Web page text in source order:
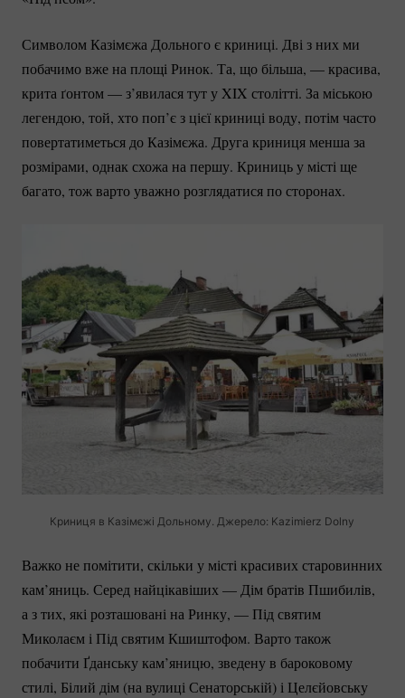
Символом Казімєжа Дольного є криниці. Дві з них ми
побачимо вже на площі Ринок. Та, що більша, — красива,
крита ґонтом — з’явилася тут у XIX столітті. За міською
легендою, той, хто поп’є з цієї криниці воду, потім часто
повертатиметься до Казімєжа. Друга криниця менша за
розмірами, однак схожа на першу. Криниць у місті ще
багато, тож варто уважно розглядатися по сторонах.
Криниця в Казімєжі Дольному. Джерело: Kazimierz Dolny
Важко не помітити, скільки у місті красивих старовинних
кам’яниць. Серед найцікавіших — Дім братів Пшибилів,
а з тих, які розташовані на Ринку, — Під святим
Миколаєм і Під святим Кшиштофом. Варто також
побачити Ґданську кам’яницю, зведену в бароковому
стилі, Білий дім (на вулиці Сенаторській) і Целєйовську